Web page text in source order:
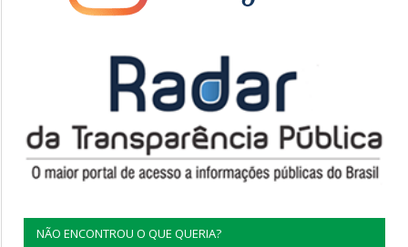
NÃO ENCONTROU O QUE QUERIA?